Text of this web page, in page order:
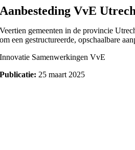
Skip
to
content
Aanbesteding VvE
Veertien gemeenten in de provincie
om een gestructureerde, opschaalbare
Innovatie Samenwerkingen VvE
Publicatie: 25 maart 2025